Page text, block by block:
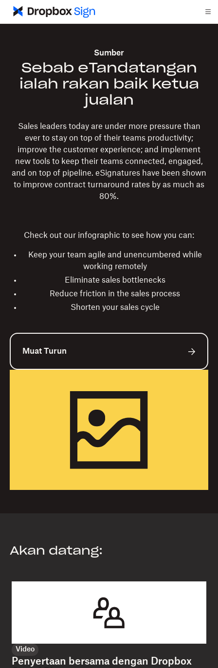
Sumber
Sebab eTandatangan
ialah rakan baik ketua
jualan
Sales leaders today are under more pressure than
ever to stay on top of their teams productivity;
improve the customer experience; and implement
new tools to keep their teams connected, engaged,
and on top of pipeline. eSignatures have been shown
to improve contract turnaround rates by as much as
80%.
Check out our infographic to see how you can:
Keep your team agile and unencumbered while
working remotely
Eliminate sales bottlenecks
Reduce friction in the sales process
Shorten your sales cycle
Muat Turun
Akan datang:
Video
Penyertaan bersama dengan Dropbox